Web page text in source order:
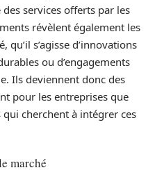
services offerts par les
révèlent également les
qu’il s’agisse d’innovations
ou d’engagements
Ils deviennent donc des
pour les entreprises que
cherchent à intégrer ces
marché